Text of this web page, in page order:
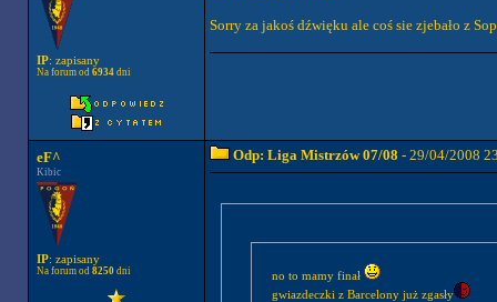
IP: zapisany
Na forum od 6934dni
Sorry za jakoś dźwięku ale coś sie zjebało z
eF^
Kibic
IP: zapisany
Na forum od 8250dni
Odp: Liga Mistrzów 07/08 - 29/04/2008
no to mamy finał
gwiazdeczki z Barcelony już zgasły